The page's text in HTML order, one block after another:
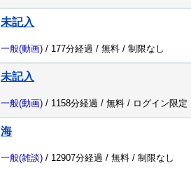
未記入
一般(動画) / 177分経過 / 無料 / 制限なし
未記入
一般(動画) / 1158分経過 / 無料 / ログイン限定
海
一般(雑談) / 12907分経過 / 無料 / 制限なし